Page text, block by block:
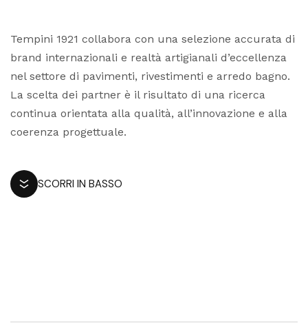
Tempini 1921 collabora con una selezione accurata di
brand internazionali e realtà artigianali d’eccellenza
nel settore di pavimenti, rivestimenti e arredo bagno.
La scelta dei partner è il risultato di una ricerca
continua orientata alla qualità, all’innovazione e alla
coerenza progettuale.
SCORRI IN BASSO